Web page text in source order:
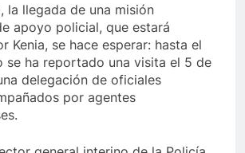
la llegada de una misión
apoyo policial, que estará
Kenia, se hace esperar: hasta el
se ha reportado una visita el 5 de
delegación de oficiales
por agentes